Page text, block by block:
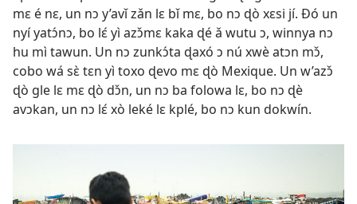
mɛ é nɛ, un nɔ y’avǐ zǎn lɛ bǐ mɛ, bo nɔ ɖò xɛsi jí. Ðó un
nyí yatɔ́nɔ, bo lɛ́ yì azɔ̌mɛ kaka ɖé ǎ wutu ɔ, winnya nɔ
hu mì tawun. Un nɔ zunkɔ́ta ɖaxó ɔ nú xwè atɔn mɔ̌,
cobo wá sɛ̀ tɛn yì toxo ɖevo mɛ ɖò Mexique. Un w’azɔ̌
ɖò gle lɛ mɛ ɖò dɔ̌n, un nɔ ba folowa lɛ, bo nɔ ɖè
avɔkan, un nɔ lɛ́ xò leké lɛ kplé, bo nɔ kun dokwín.